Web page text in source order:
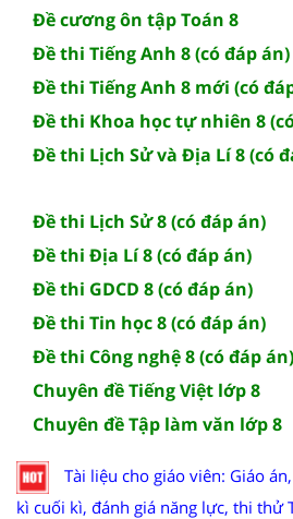
Đề cương ôn tập Toán 8
Đề thi Tiếng Anh 8 (có đáp án)
Đề thi Tiếng Anh 8 mới (có
Đề thi Khoa học tự nhiên 8
Đề thi Lịch Sử và Địa Lí 8 (có
Đề thi Lịch Sử 8 (có đáp án)
Đề thi Địa Lí 8 (có đáp án)
Đề thi GDCD 8 (có đáp án)
Đề thi Tin học 8 (có đáp án)
Đề thi Công nghệ 8 (có đáp án)
Chuyên đề Tiếng Việt lớp 8
Chuyên đề Tập làm văn lớp 8
Tài liệu cho giáo viên: Giáo
kì cuối kì, đánh giá năng lực, thi thử